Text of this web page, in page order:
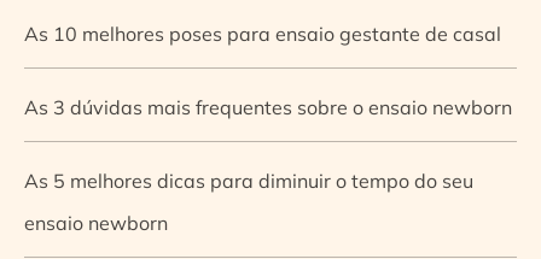
As 10 melhores poses para ensaio gestante de casal
As 3 dúvidas mais frequentes sobre o ensaio newborn
As 5 melhores dicas para diminuir o tempo do seu
ensaio newborn